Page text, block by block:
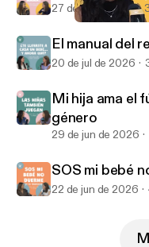
MAMÁS EN
27 de jul de 2026
El manual del
20 de jul de 2026
Mi hija ama el
género
29 de jun de 2026
SOS mi bebé
22 de jun de 2026